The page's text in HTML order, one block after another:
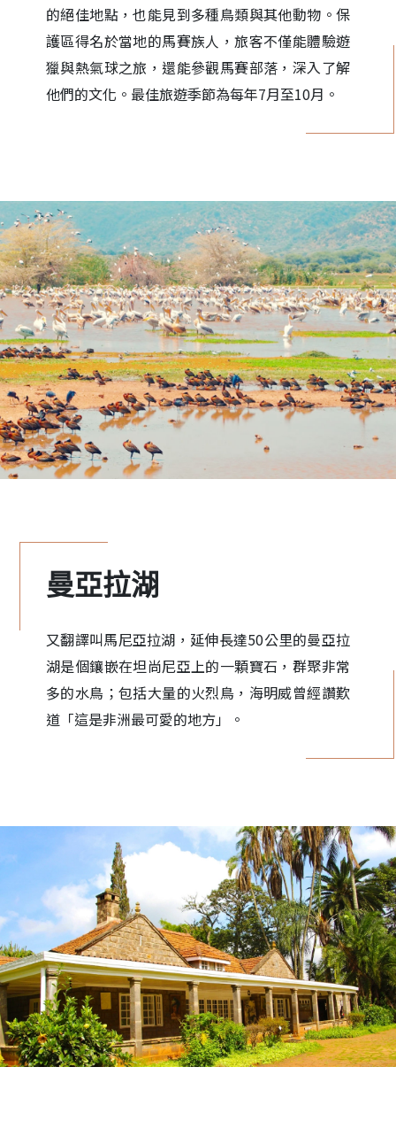
的絕佳地點，也能見到多種鳥類與其他動物。保
護區得名於當地的馬賽族人，旅客不僅能體驗遊
獵與熱氣球之旅，還能參觀馬賽部落，深入了解
他們的文化。最佳旅遊季節為每年7月至10月。
曼亞拉湖
又翻譯叫馬尼亞拉湖，延伸長達50公里的曼亞拉
湖是個鑲嵌在坦尚尼亞上的一顆寶石，群聚非常
多的水鳥；包括大量的火烈鳥，海明威曾經讚歎
道「這是非洲最可愛的地方」。